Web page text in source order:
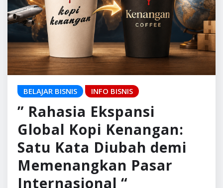
Global Kopi Kenangan:
Satu Kata Diubah demi
Memenangkan Pasar
Internasional “
Pulaugaram Media Jul 8, 2026
Banyak orang mengira membangun bisnis hanya
soal menciptakan produk yang enak, harga yang
murah, lalu memasarkannya sekuat mungkin.
Padahal, sejarah…
READ MORE